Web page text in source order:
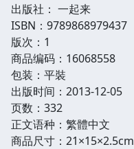
出版社： 一起来
ISBN：9789868979437
版次：1
商品编码：16068558
包装：平裝
出版时间：2013-12-05
页数：332
正文语种：繁體中文
商品尺寸：21×15×2.5cm